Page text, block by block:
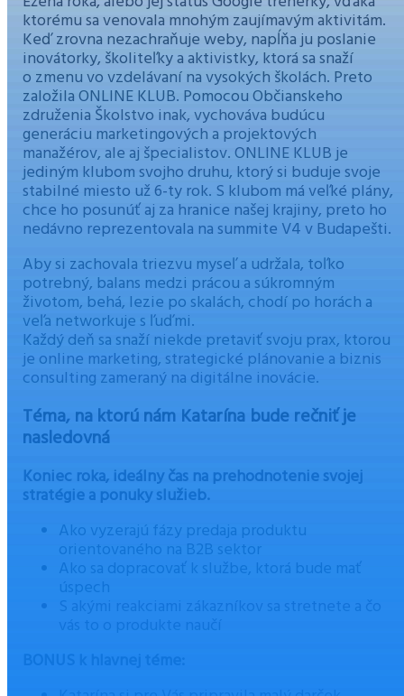
ktorému sa venovala mnohým zaujímavým aktivitám.
Keď zrovna nezachraňuje weby, napĺňa ju poslanie
inovátorky, školiteľky a aktivistky, ktorá sa snaží
o zmenu vo vzdelávaní na vysokých školách. Preto
založila ONLINE KLUB. Pomocou Občianskeho
združenia Školstvo inak, vychováva budúcu
generáciu marketingových a projektových
manažérov, ale aj špecialistov. ONLINE KLUB je
jediným klubom svojho druhu, ktorý si buduje svoje
stabilné miesto už 6-ty rok. S klubom má veľké plány,
chce ho posunúť aj za hranice našej krajiny, preto ho
nedávno reprezentovala na summite V4 v Budapešti.
Aby si zachovala triezvu myseľ a udržala, toľko
potrebný, balans medzi prácou a súkromným
životom, behá, lezie po skalách, chodí po horách a
veľa networkuje s ľuďmi.
Každý deň sa snaží niekde pretaviť svoju prax, ktorou
je online marketing, strategické plánovanie a biznis
consulting zameraný na digitálne inovácie.
Téma, na ktorú nám Katarína bude rečniť je
nasledovná
Koniec roka, ideálny čas na prehodnotenie svojej
stratégie a ponuky služieb.
Ako vyzerajú fázy predaja produktu
orientovaného na B2B sektor
Ako sa dopracovať k službe, ktorá bude mať
úspech
S akými reakciami zákazníkov sa stretnete a čo
vás to o produkte naučí